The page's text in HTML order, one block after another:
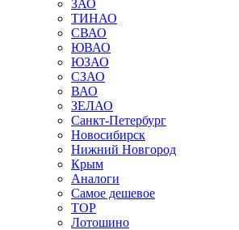
ЗАО
ТИНАО
СВАО
ЮВАО
ЮЗАО
СЗАО
ВАО
ЗЕЛАО
Санкт-Петербург
Новосибирск
Нижний Новгород
Крым
Аналоги
Самое дешевое
TOP
Лотошино